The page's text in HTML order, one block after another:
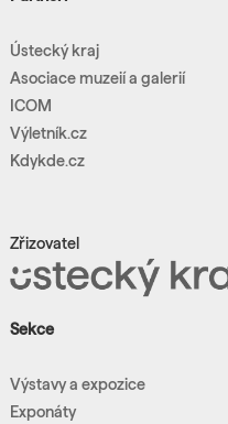
Ústecký kraj
Asociace muzeií a galerií
ICOM
Výletník.cz
Kdykde.cz
Zřizovatel
Sekce
Výstavy a expozice
Exponáty